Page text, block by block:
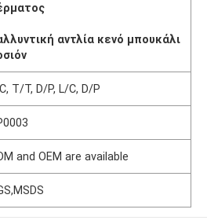
αντλία κενό μπουκάλι
T/T, D/P, L/C, D/P
and OEM are available